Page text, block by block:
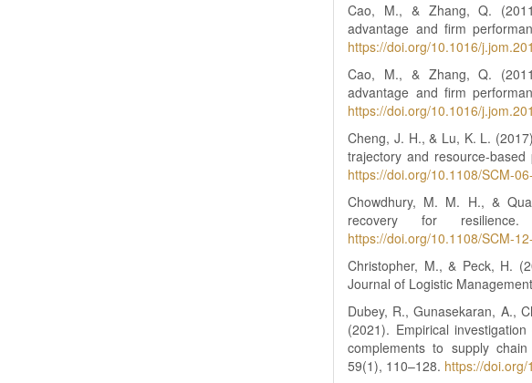
Cao, M., & Zhang, Q.
advantage and firm
https://doi.org/10.1016/
Cao, M., & Zhang, Q.
advantage and firm
https://doi.org/10.1016/
Cheng, J. H., & Lu, K. L.
trajectory and resource-
https://doi.org/10.1108/SCM-
Chowdhury, M. M. H., &
recovery for
https://doi.org/10.1108/SCM-
Christopher, M., & Peck, H.
Journal of Logistic
Dubey, R., Gunasekaran, A.,
(2021). Empirical
complements to supply
59(1), 110–128. https://